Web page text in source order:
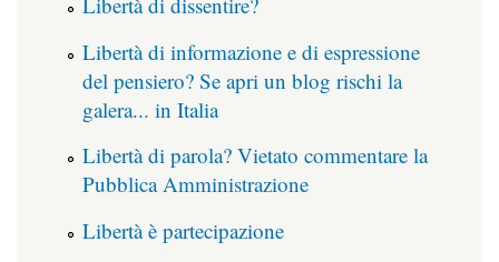
Libertà di informazione e di espressione
del pensiero? Se apri un blog rischi la
galera... in Italia
Libertà di parola? Vietato commentare la
Pubblica Amministrazione
Libertà è partecipazione